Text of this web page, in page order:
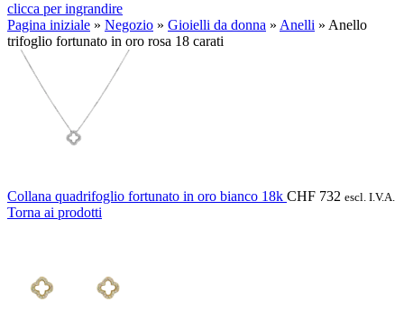
clicca per ingrandire
Pagina iniziale » Negozio » Gioielli da donna » Anelli » Anello
trifoglio fortunato in oro rosa 18 carati
Collana quadrifoglio fortunato in oro bianco 18k CHF 732 escl. I.V.A.
Torna ai prodotti